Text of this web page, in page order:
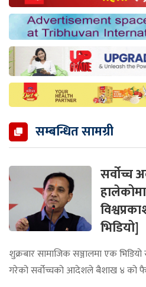
सम्बन्धित सामग्री
सर्वोच्च
भिडियो]
शुक्रबार सामाजिक सञ्जालमा एक
गरेको सर्वोच्चको आदेशले बैशाख ४ को